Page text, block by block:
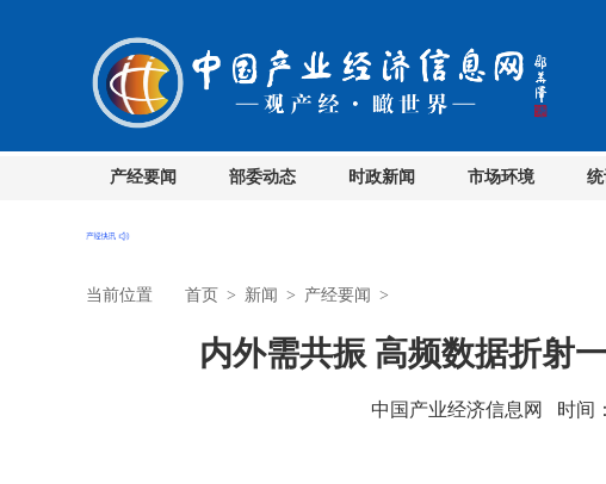
产经要闻 部委动态 时政新闻 市场环境
当前位置 首页 > 新闻 > 产经要闻 >
内外需共振 高频数据折射
中国产业经济信息网 时间